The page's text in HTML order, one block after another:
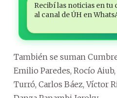
Recibí las noticias en tu
al canal de ÚH en
También se suman
Emilio Paredes, Rocío
Turró, Carlos Báez, Víctor